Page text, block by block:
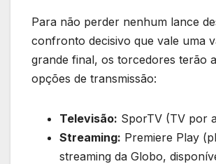
Para não perder nenhum lance
confronto decisivo que vale uma
grande final, os torcedores terão
opções de transmissão:
Televisão: SporTV (TV por
Streaming: Premiere Play
streaming da Globo,